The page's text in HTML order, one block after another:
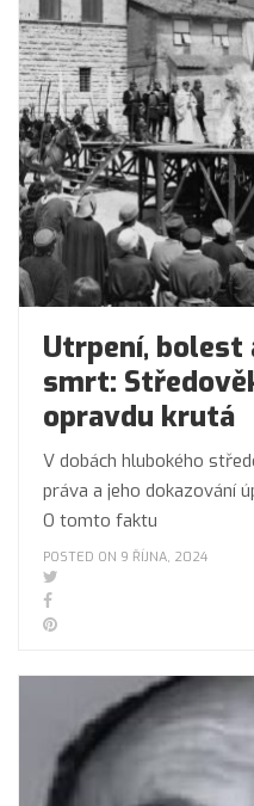
Utrpení,
smrt:
opravdu krutá
V dobách hlubokého
práva a jeho dokazování
O tomto faktu
POSTED ON 9 ŘÍJNA, 2024